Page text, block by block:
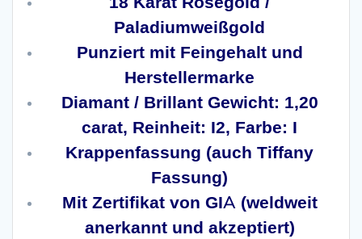
Paladiumweißgold
Punziert mit Feingehalt und
Herstellermarke
Diamant / Brillant Gewicht: 1,20
carat, Reinheit: I2, Farbe: I
Krappenfassung (auch Tiffany
Fassung)
Mit Zertifikat von GIA (weldweit
anerkannt und akzeptiert)